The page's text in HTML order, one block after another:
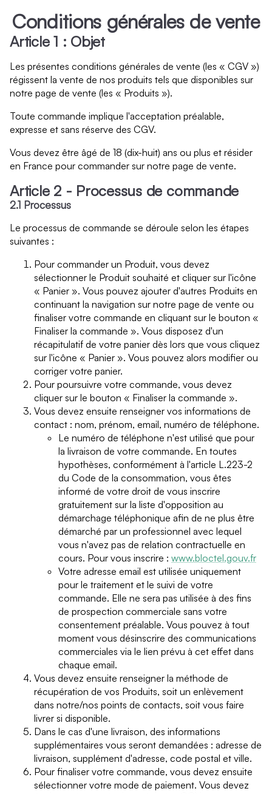
Conditions générales de vente
Article 1 : Objet
Les présentes conditions générales de vente (les « CGV »)
régissent la vente de nos produits tels que disponibles sur
notre page de vente (les « Produits »).
Toute commande implique l'acceptation préalable,
expresse et sans réserve des CGV.
Vous devez être âgé de 18 (dix-huit) ans ou plus et résider
en France pour commander sur notre page de vente.
Article 2 - Processus de commande
2.1 Processus
Le processus de commande se déroule selon les étapes
suivantes :
Pour commander un Produit, vous devez
sélectionner le Produit souhaité et cliquer sur l'icône
« Panier ». Vous pouvez ajouter d'autres Produits en
continuant la navigation sur notre page de vente ou
finaliser votre commande en cliquant sur le bouton «
Finaliser la commande ». Vous disposez d'un
récapitulatif de votre panier dès lors que vous cliquez
sur l'icône « Panier ». Vous pouvez alors modifier ou
corriger votre panier.
Pour poursuivre votre commande, vous devez
cliquer sur le bouton « Finaliser la commande ».
Vous devez ensuite renseigner vos informations de
contact : nom, prénom, email, numéro de téléphone.
Le numéro de téléphone n'est utilisé que pour
la livraison de votre commande. En toutes
hypothèses, conformément à l'article L.223-2
du Code de la consommation, vous êtes
informé de votre droit de vous inscrire
gratuitement sur la liste d'opposition au
démarchage téléphonique afin de ne plus être
démarché par un professionnel avec lequel
vous n'avez pas de relation contractuelle en
cours. Pour vous inscrire : www.bloctel.gouv.fr
Votre adresse email est utilisée uniquement
pour le traitement et le suivi de votre
commande. Elle ne sera pas utilisée à des fins
de prospection commerciale sans votre
consentement préalable. Vous pouvez à tout
moment vous désinscrire des communications
commerciales via le lien prévu à cet effet dans
chaque email.
Vous devez ensuite renseigner la méthode de
récupération de vos Produits, soit un enlèvement
dans notre/nos points de contacts, soit vous faire
livrer si disponible.
Dans le cas d'une livraison, des informations
supplémentaires vous seront demandées : adresse de
livraison, supplément d'adresse, code postal et ville.
Pour finaliser votre commande, vous devez ensuite
sélectionner votre mode de paiement. Vous devez